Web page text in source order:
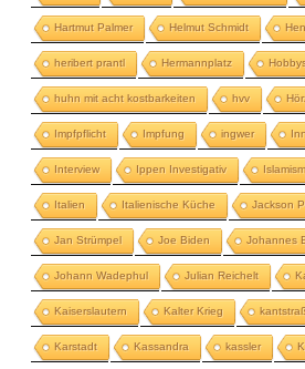
Hartmut Palmer Helmut Schmidt
heribert prantl Hermannplatz
huhn mit acht kostbarkeiten hvv
Impfpflicht Impfung ingwer
Interview Ippen Investigativ
Italien Italienische Küche Jackson
Jan Strümpel Joe Biden Johannes
Johann Wadephul Julian Reichelt
Kaiserslautern Kalter Krieg
Karstadt Kassandra kassler